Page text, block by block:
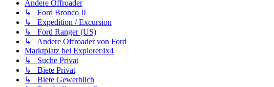
Andere Offroader
↳ Ford Bronco II
↳ Expedition / Excursion
↳ Ford Ranger (US)
↳ Andere Offroader von Ford
Marktplatz bei Explorer4x4
↳ Suche Privat
↳ Biete Privat
↳ Biete Gewerblich